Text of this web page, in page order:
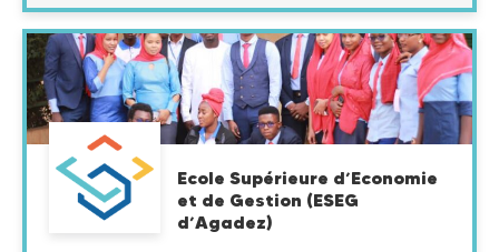
Ecole Supérieure d’Economie
et de Gestion (ESEG
d’Agadez)